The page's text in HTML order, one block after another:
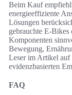
Beim Kauf
energieeffiziente
Lösungen
gebrauchte E-
Komponenten
Bewegung,
Leser im Artikel auf
evidenzbasierten
FAQ